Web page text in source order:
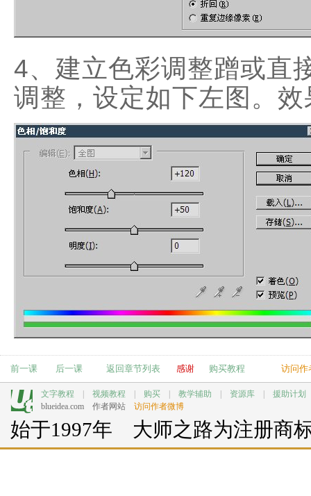
4、建立色彩调整蹭或直
调整，设定如下左图。
前一课 后一课 返回章节列表 感谢 购买教程 访问作
文字教程 视频教程 购买 教学辅助 资源库 援助计划
blueidea.com
作者网站 访问作者微博
始于1997年 大师之路为注册